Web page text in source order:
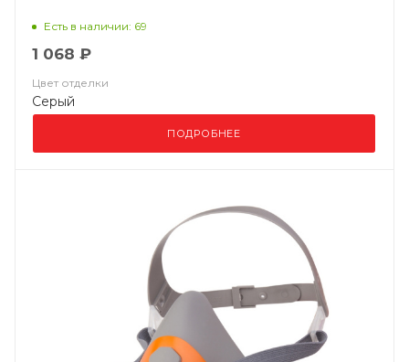
Есть в наличии: 69
1 068 ₽
Цвет отделки
Серый
ПОДРОБНЕЕ